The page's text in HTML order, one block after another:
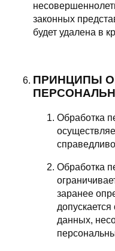
законных
будет удалена в
ПРИНЦИПЫ
Обработка
Обработка
заранее
данных,